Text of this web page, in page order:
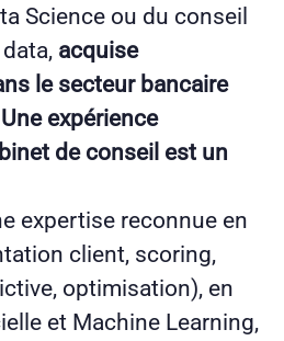
Science ou du conseil
acquise
le secteur bancaire
Une expérience
de conseil est un
expertise reconnue en
client, scoring,
optimisation), en
et Machine Learning,